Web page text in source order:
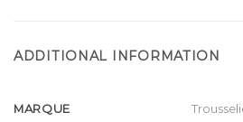
ADDITIONAL INFORMATION
MARQUE